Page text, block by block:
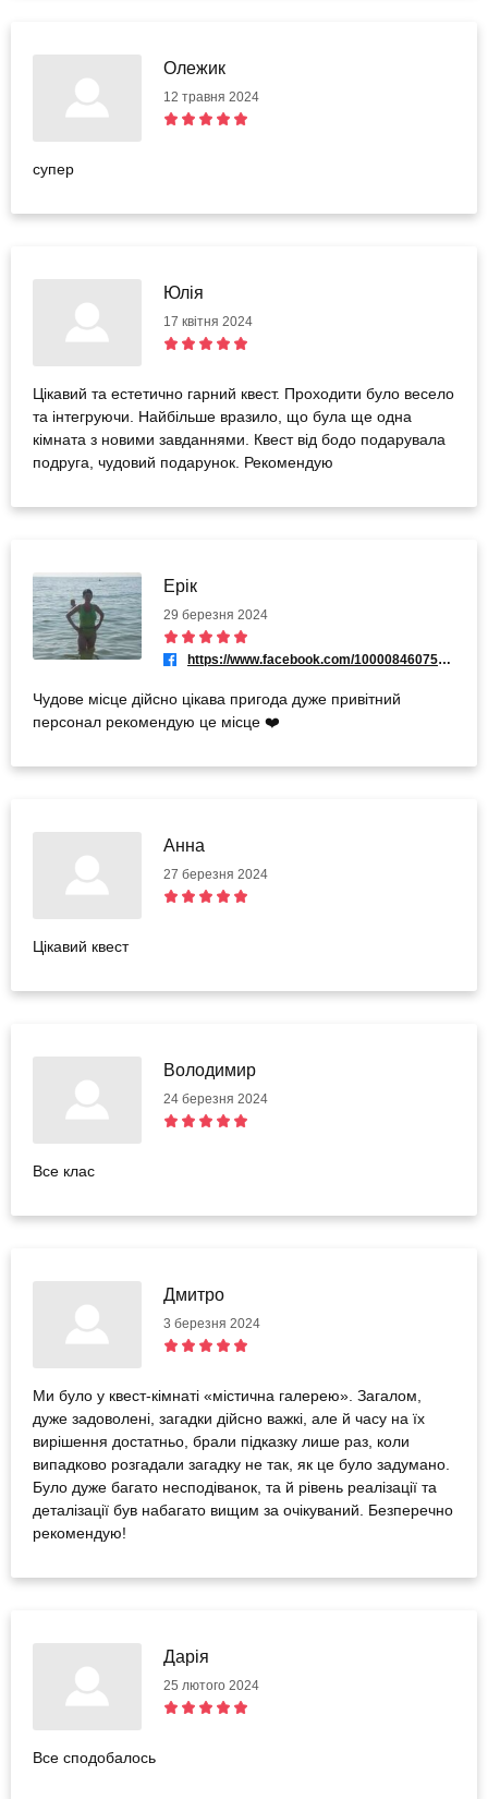
Олежик
12 травня 2024
супер
Юлія
17 квітня 2024
Цікавий та естетично гарний квест. Проходити було весело
та інтегруючи. Найбільше вразило, що була ще одна
кімната з новими завданнями. Квест від бодо подарувала
подруга, чудовий подарунок. Рекомендую
Ерік
29 березня 2024
https://www.facebook.com/100008460755252
Чудове місце дійсно цікава пригода дуже привітний
персонал рекомендую це місце ❤️
Анна
27 березня 2024
Цікавий квест
Володимир
24 березня 2024
Все клас
Дмитро
3 березня 2024
Ми було у квест-кімнаті «містична галерею». Загалом,
дуже задоволені, загадки дійсно важкі, але й часу на їх
вирішення достатньо, брали підказку лише раз, коли
випадково розгадали загадку не так, як це було задумано.
Було дуже багато несподіванок, та й рівень реалізації та
деталізації був набагато вищим за очікуваний. Безперечно
рекомендую!
Дарія
25 лютого 2024
Все сподобалось